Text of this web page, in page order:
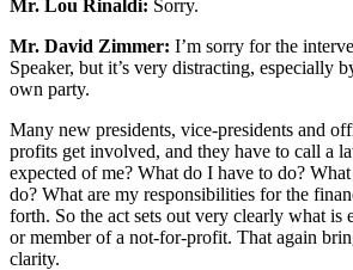
Mr. Lou Rinaldi: Sorry.
Mr. David Zimmer: I’m sorry for the
Speaker, but it’s very distracting, especially
own party.
Many new presidents, vice-presidents and
profits get involved, and they have to call a
expected of me? What do I have to do?
do? What are my responsibilities for the
forth. So the act sets out very clearly what is
or member of a not-for-profit. That again
clarity.